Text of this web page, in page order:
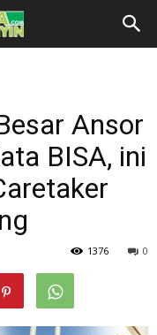
Ansor
BISA, ini
0
1376